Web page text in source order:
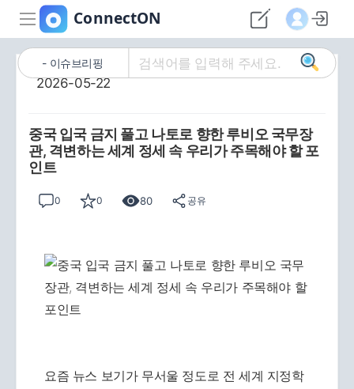
이슈브리핑
2026-05-22
중국 입국 금지 풀고 나토로 향한 루비오 국무장
관, 격변하는 세계 정세 속 우리가 주목해야 할 포
인트
0 0 80 공유
요즘 뉴스 보기가 무서울 정도로 전 세계 지정학